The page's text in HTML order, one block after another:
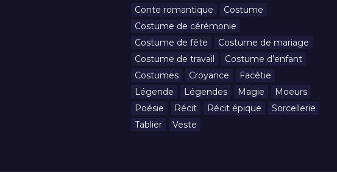
Conte romantique
Costume
Costume de cérémonie
Costume de fête
Costume de mariage
Costume de travail
Costume d’enfant
Costumes
Croyance
Facétie
Légende
Légendes Magie
Moeurs
Poésie
Récit Récit épique
Sorcellerie
Tablier
Veste